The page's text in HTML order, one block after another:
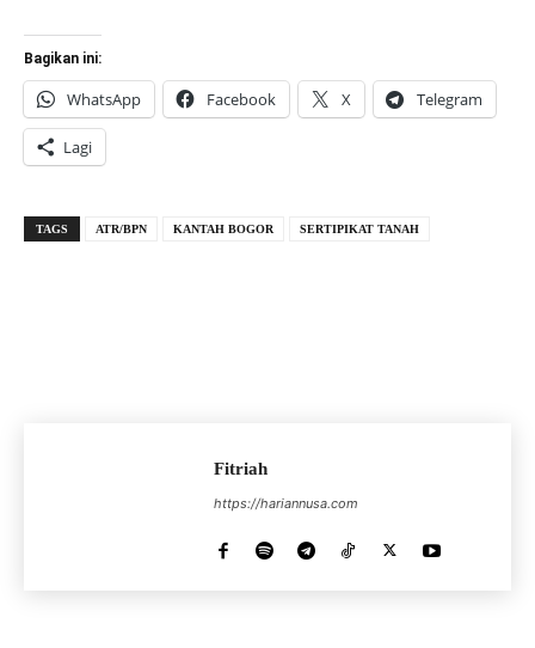
Bagikan ini:
WhatsApp Facebook X Telegram
Lagi
TAGS ATR/BPN KANTAH BOGOR SERTIPIKAT TANAH
Fitriah
https://hariannusa.com